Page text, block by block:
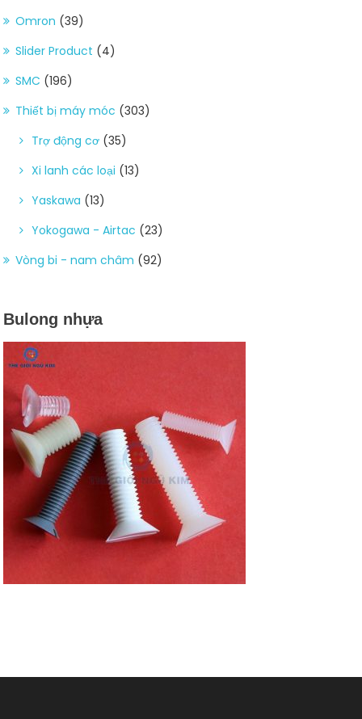
Omron (39)
Slider Product (4)
SMC (196)
Thiết bị máy móc (303)
Trợ động cơ (35)
Xi lanh các loại (13)
Yaskawa (13)
Yokogawa - Airtac (23)
Vòng bi - nam châm (92)
Bulong nhựa